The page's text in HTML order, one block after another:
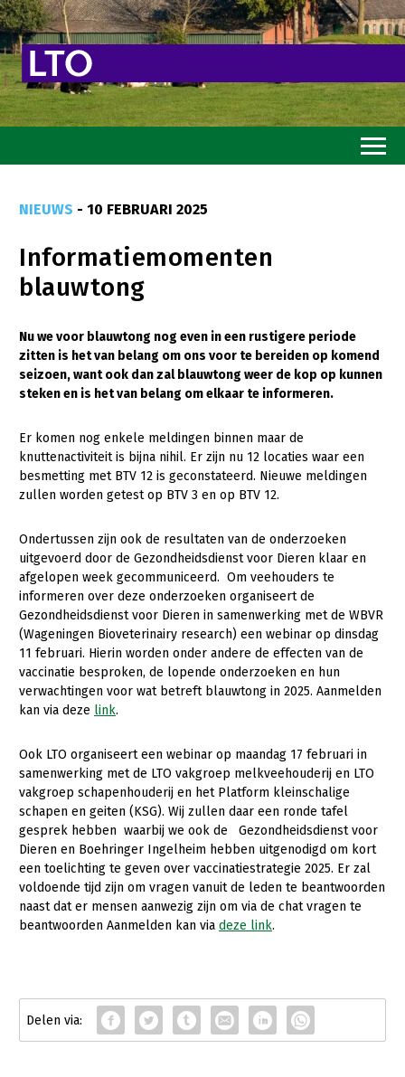
Goed eten
Mooi groen
Sterk ondernemerschap
Transitiepaden
Thema’s
Gezonde planten
Gezonde dieren
Natuur, klimaat en energie
Bodem en water
Platteland en omgeving
Mens, ondernemerschap en onderwijs
Internationaal
Sectoren
Dier
Geitenhouderij
Kalverhouderij
Konijnenhouderij
Melkveehouderij
Paardenhouderij
Pluimveehouderij
Varkenshouderij
Vleesveehouderij
Akkerbouw
Biologische Landbouw
Bollenteelt
Bomen, vaste planten en zomerbloemen
Fruitteelt
Glastuinbouw
Vollegrondsgroente
Multifunctionele landbouw
Multifunctioneel
Vrouw en Bedrijf
Onderwerpen
Nieuws
Nieuwsabonnement
Webinars
LTO Nederland
Mensen
NIEUWS - 10 FEBRUARI 2025
Informatiemomenten
blauwtong
Nu we voor blauwtong nog even in een rustigere periode
zitten is het van belang om ons voor te bereiden op komend
seizoen, want ook dan zal blauwtong weer de kop op kunnen
steken en is het van belang om elkaar te informeren.
Er komen nog enkele meldingen binnen maar de
knuttenactiviteit is bijna nihil. Er zijn nu 12 locaties waar een
besmetting met BTV 12 is geconstateerd. Nieuwe meldingen
zullen worden getest op BTV 3 en op BTV 12.
Ondertussen zijn ook de resultaten van de onderzoeken
uitgevoerd door de Gezondheidsdienst voor Dieren klaar en
afgelopen week gecommuniceerd. Om veehouders te
informeren over deze onderzoeken organiseert de
Gezondheidsdienst voor Dieren in samenwerking met de WBVR
(Wageningen Bioveterinairy research) een webinar op dinsdag
11 februari. Hierin worden onder andere de effecten van de
vaccinatie besproken, de lopende onderzoeken en hun
verwachtingen voor wat betreft blauwtong in 2025. Aanmelden
kan via deze link.
Ook LTO organiseert een webinar op maandag 17 februari in
samenwerking met de LTO vakgroep melkveehouderij en LTO
vakgroep schapenhouderij en het Platform kleinschalige
schapen en geiten (KSG). Wij zullen daar een ronde tafel
gesprek hebben waarbij we ook de Gezondheidsdienst voor
Dieren en Boehringer Ingelheim hebben uitgenodigd om kort
een toelichting te geven over vaccinatiestrategie 2025. Er zal
voldoende tijd zijn om vragen vanuit de leden te beantwoorden
naast dat er mensen aanwezig zijn om via de chat vragen te
beantwoorden Aanmelden kan via deze link.